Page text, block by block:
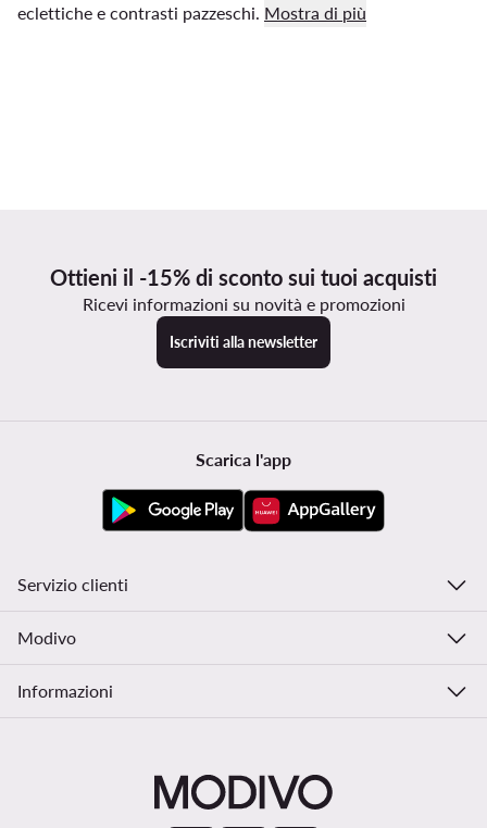
eclettiche e contrasti pazzeschi. Mostra di più
Ottieni il -15% di sconto sui tuoi acquisti
Ricevi informazioni su novità e promozioni
Iscriviti alla newsletter
Scarica l'app
Servizio clienti
Modivo
Informazioni